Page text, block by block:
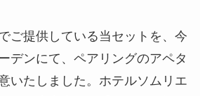
ご提供している当セットを、今
デンにて、ペアリングのアペタ
いたしました。ホテルソムリエ